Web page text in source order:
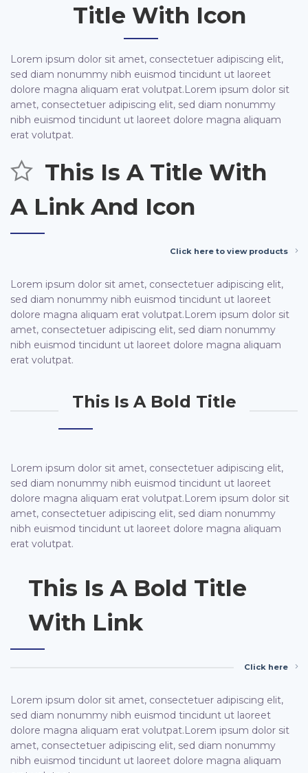
Title With Icon
Lorem ipsum dolor sit amet, consectetuer adipiscing elit,
sed diam nonummy nibh euismod tincidunt ut laoreet
dolore magna aliquam erat volutpat.Lorem ipsum dolor sit
amet, consectetuer adipiscing elit, sed diam nonummy
nibh euismod tincidunt ut laoreet dolore magna aliquam
erat volutpat.
This Is A Title With
A Link And Icon
Click here to view products
Lorem ipsum dolor sit amet, consectetuer adipiscing elit,
sed diam nonummy nibh euismod tincidunt ut laoreet
dolore magna aliquam erat volutpat.Lorem ipsum dolor sit
amet, consectetuer adipiscing elit, sed diam nonummy
nibh euismod tincidunt ut laoreet dolore magna aliquam
erat volutpat.
This Is A Bold Title
Lorem ipsum dolor sit amet, consectetuer adipiscing elit,
sed diam nonummy nibh euismod tincidunt ut laoreet
dolore magna aliquam erat volutpat.Lorem ipsum dolor sit
amet, consectetuer adipiscing elit, sed diam nonummy
nibh euismod tincidunt ut laoreet dolore magna aliquam
erat volutpat.
This Is A Bold Title
With Link
Click here
Lorem ipsum dolor sit amet, consectetuer adipiscing elit,
sed diam nonummy nibh euismod tincidunt ut laoreet
dolore magna aliquam erat volutpat.Lorem ipsum dolor sit
amet, consectetuer adipiscing elit, sed diam nonummy
nibh euismod tincidunt ut laoreet dolore magna aliquam